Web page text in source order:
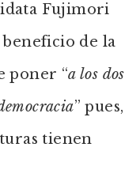
Fujimori
de la
poner “a los dos
” pues,
tienen